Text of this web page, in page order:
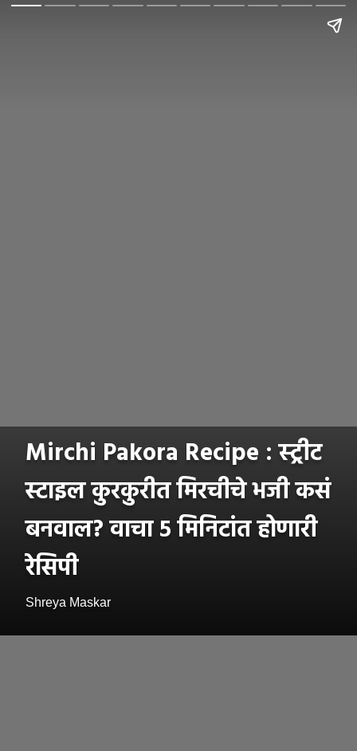
Mirchi Pakora Recipe : स्ट्रीट
स्टाइल कुरकुरीत मिरचीचे भजी कसं
बनवाल? वाचा ५ मिनिटांत होणारी
रेसिपी
Shreya Maskar